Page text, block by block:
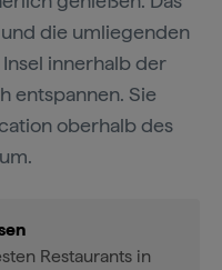
die umliegenden
innerhalb der
entspannen. Sie
oberhalb des
Restaurants in